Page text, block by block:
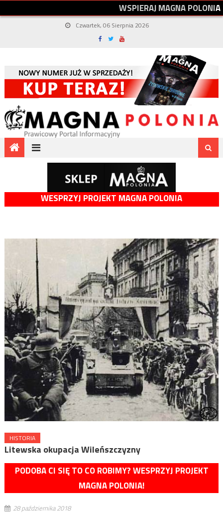
WSPIERAJMAGNAPOLONIA
Czwartek, 06 Sierpnia 2026
WESPRZYJ PROJEKT MAGNA POLONIA
HISTORIA
Litewska okupacja Wileńszczyzny
PODOBA CI SIĘ TO CO ROBIMY? WESPRZYJ PROJEKT
MAGNA POLONIA!
28 października 2018